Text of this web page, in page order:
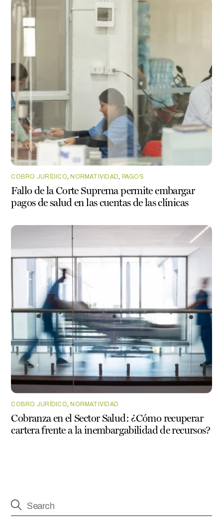
COBRO JURÍDICO ,NORMATIVIDAD PAGOS
Fallo de la Corte Suprema permite embargar
pagos de salud en las cuentas de las clínicas
COBRO JURÍDICO, NORMATIVIDAD
Cobranza en el Sector Salud: ¿Cómo recuperar
cartera frente a la inembargabilidad de recursos?